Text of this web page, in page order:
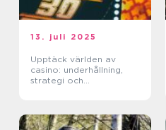
13. juli 2025
Upptäck världen av
casino: underhållning,
strategi och